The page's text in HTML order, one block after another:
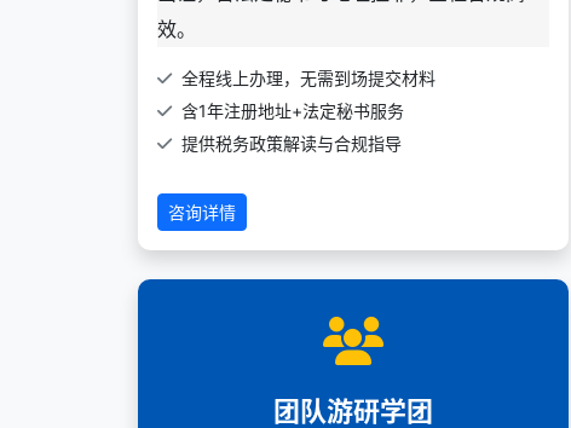
效。
全程线上办理，无需到场提交材料
含1年注册地址+法定秘书服务
提供税务政策解读与合规指导
咨询详情
团队游研学团